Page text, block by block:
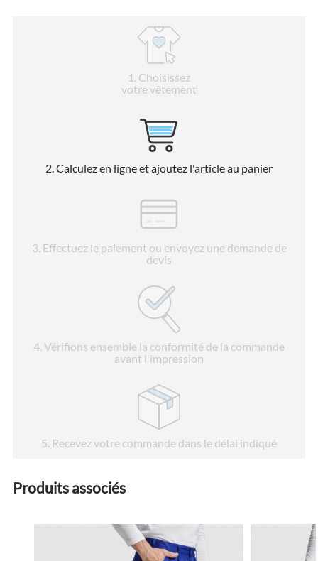
1 . Choisissez
votre vêtement
2. Calculez en ligne et ajoutez l'article au panier
3 . Effectuez le paiement ou envoyez une demande de
devis
4. Vérifions ensemble la conformité de la commande
avant l'impression
5 . Recevez votre commande dans le délai indiqué
Produits associés